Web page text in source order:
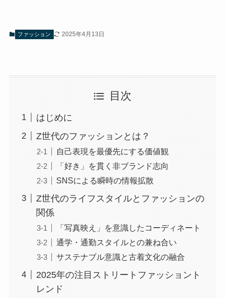
ファッション 2025年4月13日
目次
はじめに
Z世代のファッションとは？
自己表現を最優先にする価値観
「好き」を貫く非ブランド志向
SNSによる瞬時の情報拡散
Z世代のライフスタイルとファッションの
関係
「写真映え」を意識したコーディネート
通学・通勤スタイルとの兼ね合い
サステナブル意識と古着文化の融合
2025年の注目ストリートファッショント
レンド